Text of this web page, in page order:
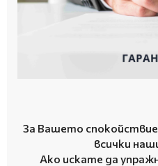
За Вашето спокойствие
всички
Ако искате да